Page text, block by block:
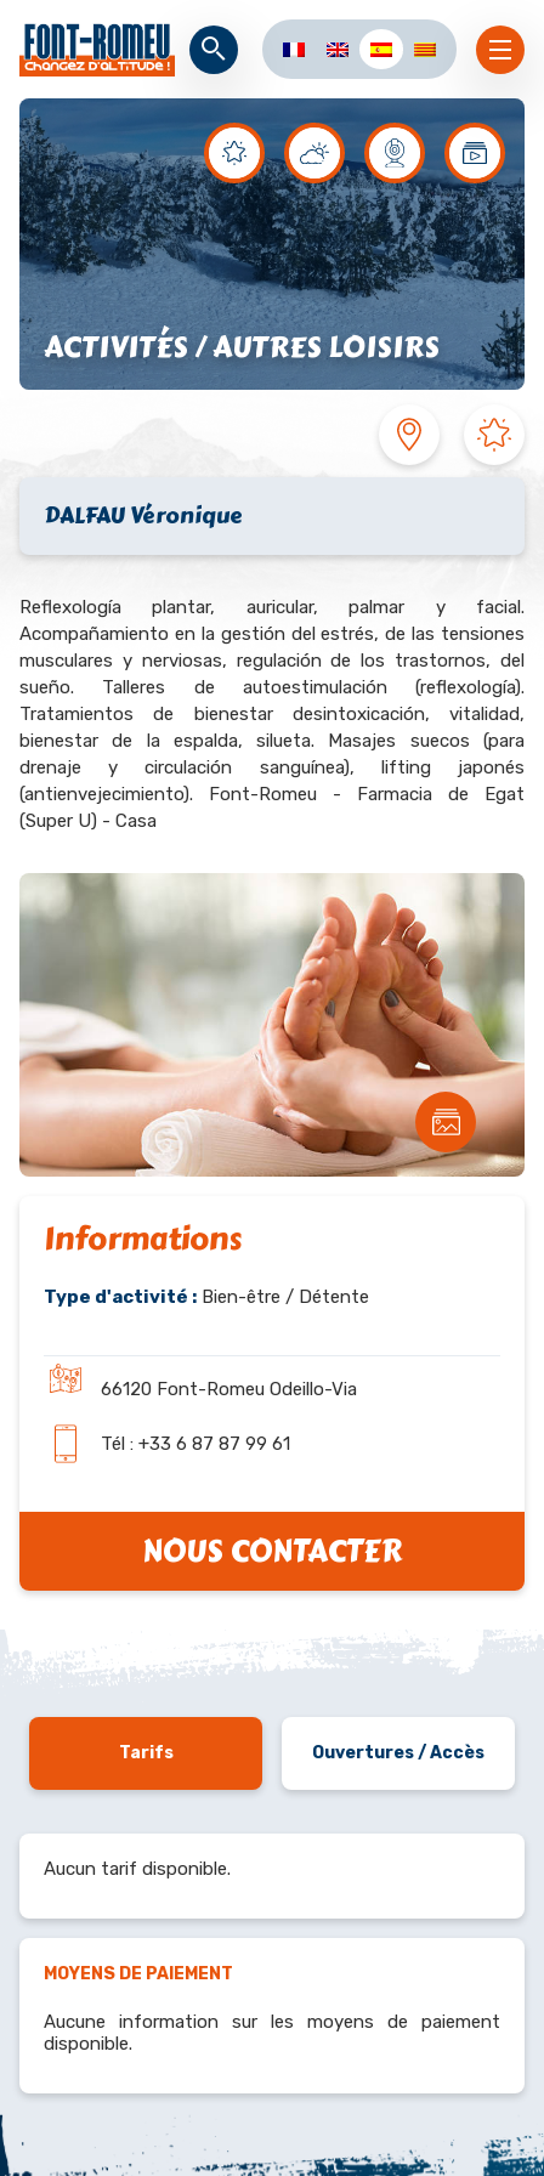
ACTIVITÉS / AUTRES LOISIRS
DALFAU Véronique
Reflexología plantar, auricular, palmar y facial.
Acompañamiento en la gestión del estrés, de las tensiones
musculares y nerviosas, regulación de los trastornos, del
sueño. Talleres de autoestimulación (reflexología).
Tratamientos de bienestar desintoxicación, vitalidad,
bienestar de la espalda, silueta. Masajes suecos (para
drenaje y circulación sanguínea), lifting japonés
(antienvejecimiento). Font-Romeu - Farmacia de Egat
(Super U) - Casa
Informations
Type d'activité : Bien-être / Détente
66120 Font-Romeu Odeillo-Via
Tél : +33 6 87 87 99 61
NOUS CONTACTER
Tarifs Ouvertures / Accès
Aucun tarif disponible.
MOYENS DE PAIEMENT
Aucune information sur les moyens de paiement
disponible.